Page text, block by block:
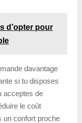
d’opter pour
davantage
si tu disposes
acceptes de
le coût
un confort proche